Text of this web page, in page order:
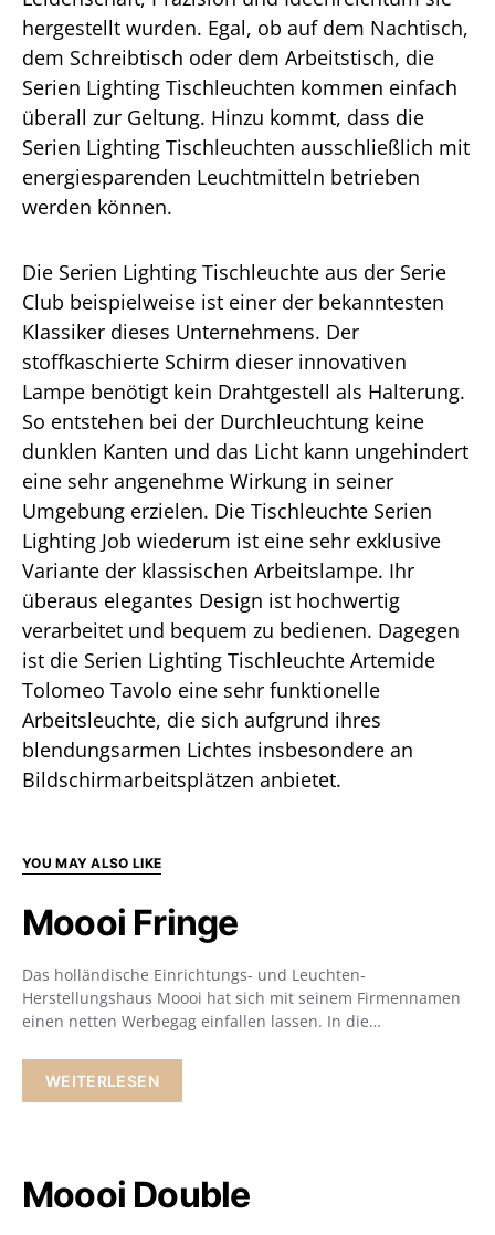
hergestellt wurden. Egal, ob auf dem Nachtisch,
dem Schreibtisch oder dem Arbeitstisch, die
Serien Lighting Tischleuchten kommen einfach
überall zur Geltung. Hinzu kommt, dass die
Serien Lighting Tischleuchten ausschließlich mit
energiesparenden Leuchtmitteln betrieben
werden können.
Die Serien Lighting Tischleuchte aus der Serie
Club beispielweise ist einer der bekanntesten
Klassiker dieses Unternehmens. Der
stoffkaschierte Schirm dieser innovativen
Lampe benötigt kein Drahtgestell als Halterung.
So entstehen bei der Durchleuchtung keine
dunklen Kanten und das Licht kann ungehindert
eine sehr angenehme Wirkung in seiner
Umgebung erzielen. Die Tischleuchte Serien
Lighting Job wiederum ist eine sehr exklusive
Variante der klassischen Arbeitslampe. Ihr
überaus elegantes Design ist hochwertig
verarbeitet und bequem zu bedienen. Dagegen
ist die Serien Lighting Tischleuchte Artemide
Tolomeo Tavolo eine sehr funktionelle
Arbeitsleuchte, die sich aufgrund ihres
blendungsarmen Lichtes insbesondere an
Bildschirmarbeitsplätzen anbietet.
YOU MAY ALSO LIKE
Moooi Fringe
Das holländische Einrichtungs- und Leuchten-
Herstellungshaus Moooi hat sich mit seinem Firmennamen
einen netten Werbegag einfallen lassen. In die…
WEITERLESEN
Moooi Double